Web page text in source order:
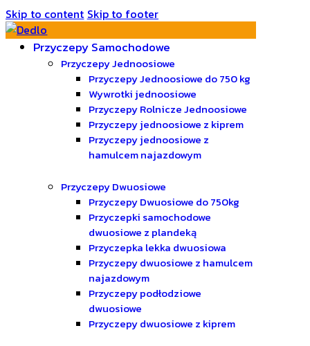
Skip to content Skip to footer
Przyczepy Samochodowe
Przyczepy Jednoosiowe
Przyczepy Jednoosiowe do 750 kg
Wywrotki jednoosiowe
Przyczepy Rolnicze Jednoosiowe
Przyczepy jednoosiowe z kiprem
Przyczepy jednoosiowe z
hamulcem najazdowym
Przyczepy Dwuosiowe
Przyczepy Dwuosiowe do 750kg
Przyczepki samochodowe
dwuosiowe z plandeką
Przyczepka lekka dwuosiowa
Przyczepy dwuosiowe z hamulcem
najazdowym
Przyczepy podłodziowe
dwuosiowe
Przyczepy dwuosiowe z kiprem